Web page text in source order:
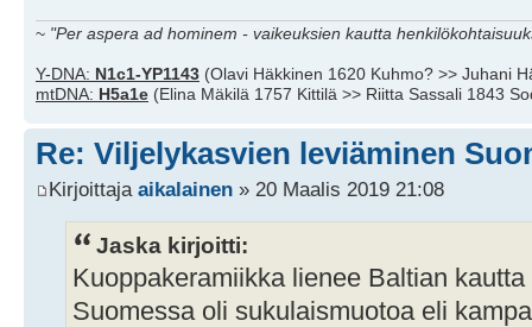
~ "Per aspera ad hominem - vaikeuksien kautta
Y-DNA: N1c1-YP1143 (Olavi Häkkinen 1620 Kuhmo? >> Juhani
mtDNA: H5a1e (Elina Mäkilä 1757 Kittilä >> Riitta Sassali 1843
Re: Viljelykasvien leviäminen
Kirjoittaja aikalainen » 20 Maalis 2019 21:08
Jaska kirjoitti:
Kuoppakeramiikka lienee Baltian
Suomessa oli sukulaismuotoa eli